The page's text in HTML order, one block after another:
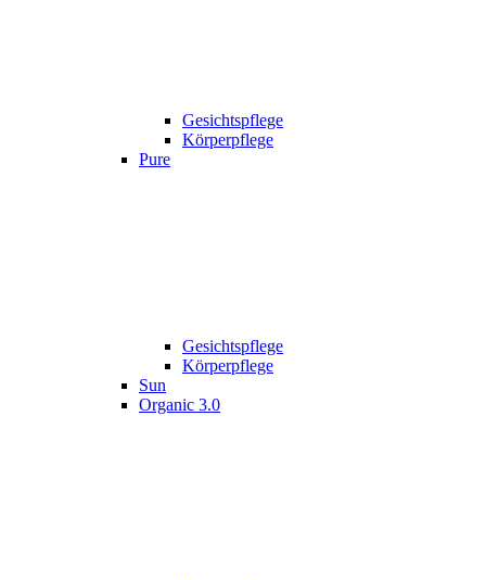
Gesichtspflege
Körperpflege
Pure
Gesichtspflege
Körperpflege
Sun
Organic 3.0